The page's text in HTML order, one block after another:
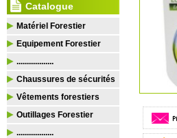
Catalogue
Matériel Forestier
Equipement Forestier
..................
Chaussures de sécurités
Vêtements forestiers
Outillages Forestier
..................